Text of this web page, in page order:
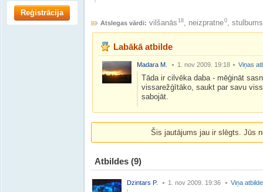
Atslegas vārdi: vilšanās 18, neizpratne0,
Labākā atbilde
Madara M. 1. nov 2009. 19:18 Viņas
Tāda ir cilvēka daba - mēģināt
vissarežģītāko, saukt par savu
sabojāt.
Šis jautājums jau ir slēgts. Jūs
Atbildes (9)
Dzintars P. 1. nov 2009. 19:36 Viņa
Reģistrācija